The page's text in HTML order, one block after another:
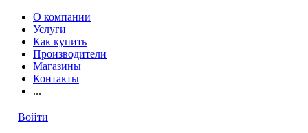
О компании
Услуги
Как купить
Производители
Магазины
Контакты
...
Войти